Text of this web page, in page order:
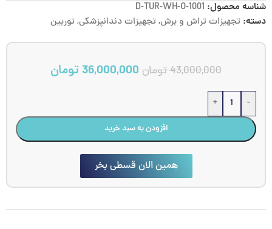
شناسه محصول: D-TUR-WH-O-1001
دسته: تجهیزات تراش و برش,تجهیزات دندانپزشکی,توربین
43,000,000تومان 36,000,000تومان
-
+
افزودن به سبد خرید
همین الان قسطی بخر